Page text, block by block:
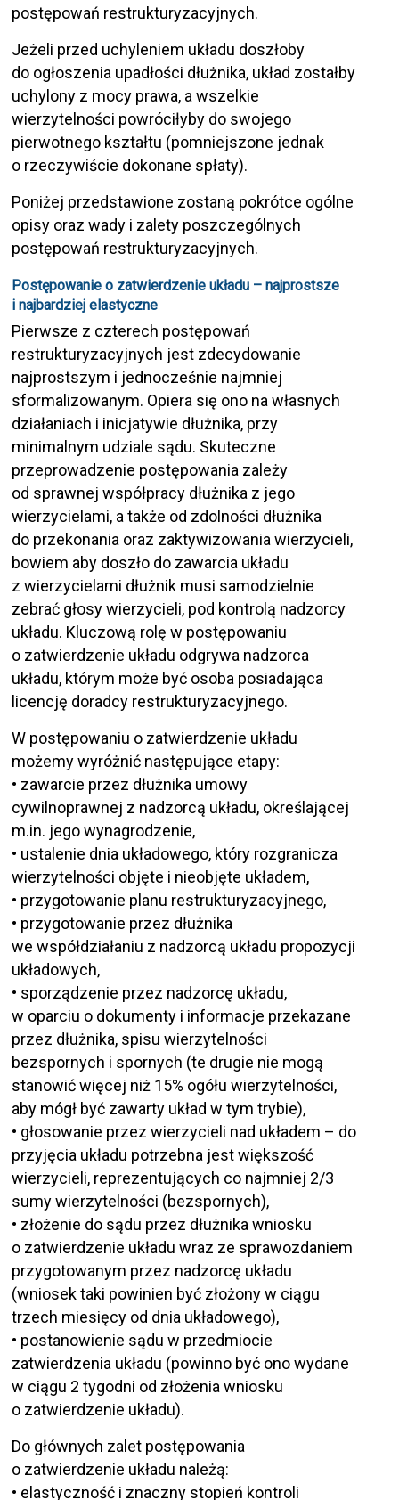
postępowań restrukturyzacyjnych.
Jeżeli przed uchyleniem układu doszłoby
do ogłoszenia upadłości dłużnika, układ zostałby
uchylony z mocy prawa, a wszelkie
wierzytelności powróciłyby do swojego
pierwotnego kształtu (pomniejszone jednak
o rzeczywiście dokonane spłaty).
Poniżej przedstawione zostaną pokrótce ogólne
opisy oraz wady i zalety poszczególnych
postępowań restrukturyzacyjnych.
Postępowanie o zatwierdzenie układu – najprostsze
i najbardziej elastyczne
Pierwsze z czterech postępowań
restrukturyzacyjnych jest zdecydowanie
najprostszym i jednocześnie najmniej
sformalizowanym. Opiera się ono na własnych
działaniach i inicjatywie dłużnika, przy
minimalnym udziale sądu. Skuteczne
przeprowadzenie postępowania zależy
od sprawnej współpracy dłużnika z jego
wierzycielami, a także od zdolności dłużnika
do przekonania oraz zaktywizowania wierzycieli,
bowiem aby doszło do zawarcia układu
z wierzycielami dłużnik musi samodzielnie
zebrać głosy wierzycieli, pod kontrolą nadzorcy
układu. Kluczową rolę w postępowaniu
o zatwierdzenie układu odgrywa nadzorca
układu, którym może być osoba posiadająca
licencję doradcy restrukturyzacyjnego.
W postępowaniu o zatwierdzenie układu
możemy wyróżnić następujące etapy:
• zawarcie przez dłużnika umowy
cywilnoprawnej z nadzorcą układu, określającej
m.in. jego wynagrodzenie,
• ustalenie dnia układowego, który rozgranicza
wierzytelności objęte i nieobjęte układem,
• przygotowanie planu restrukturyzacyjnego,
• przygotowanie przez dłużnika
we współdziałaniu z nadzorcą układu propozycji
układowych,
• sporządzenie przez nadzorcę układu,
w oparciu o dokumenty i informacje przekazane
przez dłużnika, spisu wierzytelności
bezspornych i spornych (te drugie nie mogą
stanowić więcej niż 15% ogółu wierzytelności,
aby mógł być zawarty układ w tym trybie),
• głosowanie przez wierzycieli nad układem – do
przyjęcia układu potrzebna jest większość
wierzycieli, reprezentujących co najmniej 2/3
sumy wierzytelności (bezspornych),
• złożenie do sądu przez dłużnika wniosku
o zatwierdzenie układu wraz ze sprawozdaniem
przygotowanym przez nadzorcę układu
(wniosek taki powinien być złożony w ciągu
trzech miesięcy od dnia układowego),
• postanowienie sądu w przedmiocie
zatwierdzenia układu (powinno być ono wydane
w ciągu 2 tygodni od złożenia wniosku
o zatwierdzenie układu).
Do głównych zalet postępowania
o zatwierdzenie układu należą:
• elastyczność i znaczny stopień kontroli